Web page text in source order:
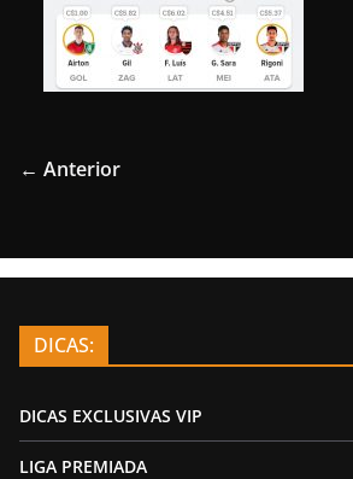
← Anterior
DICAS:
DICAS EXCLUSIVAS VIP
LIGA PREMIADA